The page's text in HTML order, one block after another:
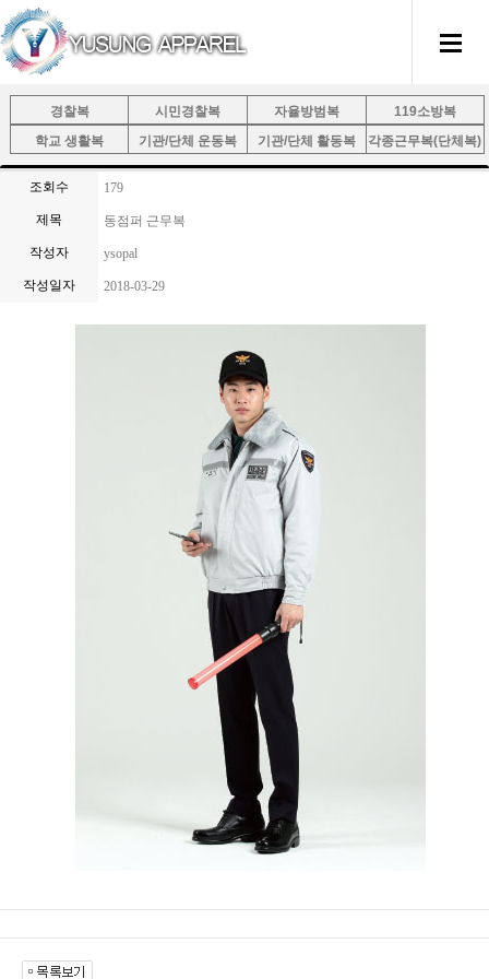
경찰복 시민경찰복 자율방범복
119소방복
학교 생활복
기관/단체 운동복 기관/단체 활동복 각종근무복(단체복)
조회수 179
제목 동점퍼 근무복
작성자 ysopal
작성일자 2018-03-29